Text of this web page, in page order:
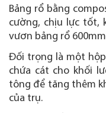
Bảng rổ bằng
cường, chịu lực tốt,
vươn bảng rổ
Đối trọng là một
chứa cát cho khối
tông để tăng thêm
của trụ.